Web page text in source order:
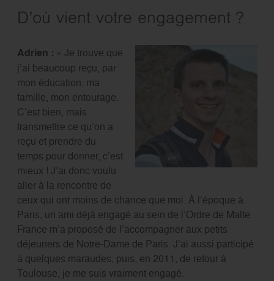
D’où vient votre engagement ?
Adrien : « Je trouve que
j’ai beaucoup reçu, par
mon éducation, ma
famille, mon entourage.
C’est bien, mais
transmettre ce qu’on a
reçu et prendre du
temps pour donner, c’est
mieux ! J’ai donc voulu
aller à la rencontre de
ceux qui ont moins de chance que moi. À l’époque à
Paris, un ami déjà engagé au sein de l’Ordre de Malte
France m’a proposé de l’accompagner aux petits
déjeuners de Notre-Dame de Paris. J’ai aussi participé
à quelques maraudes, puis, en 2011, de retour à
Toulouse, je me suis vraiment engagé.